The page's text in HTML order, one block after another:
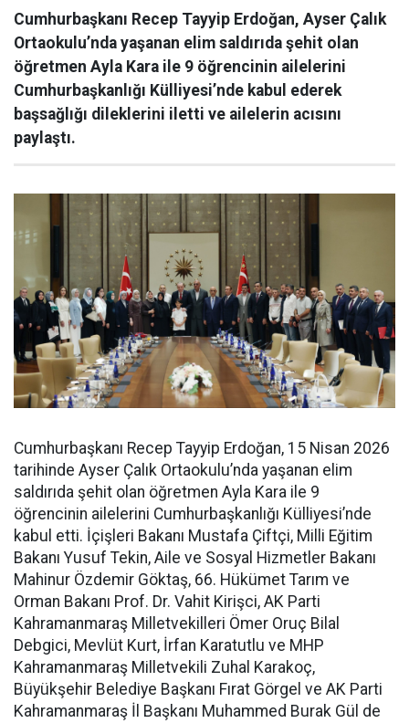
Cumhurbaşkanı Recep Tayyip Erdoğan, Ayser Çalık
Ortaokulu’nda yaşanan elim saldırıda şehit olan
öğretmen Ayla Kara ile 9 öğrencinin ailelerini
Cumhurbaşkanlığı Külliyesi’nde kabul ederek
başsağlığı dileklerini iletti ve ailelerin acısını
paylaştı.
Cumhurbaşkanı Recep Tayyip Erdoğan, 15 Nisan 2026
tarihinde Ayser Çalık Ortaokulu’nda yaşanan elim
saldırıda şehit olan öğretmen Ayla Kara ile 9
öğrencinin ailelerini Cumhurbaşkanlığı Külliyesi’nde
kabul etti. İçişleri Bakanı Mustafa Çiftçi, Milli Eğitim
Bakanı Yusuf Tekin, Aile ve Sosyal Hizmetler Bakanı
Mahinur Özdemir Göktaş, 66. Hükümet Tarım ve
Orman Bakanı Prof. Dr. Vahit Kirişci, AK Parti
Kahramanmaraş Milletvekilleri Ömer Oruç Bilal
Debgici, Mevlüt Kurt, İrfan Karatutlu ve MHP
Kahramanmaraş Milletvekili Zuhal Karakoç,
Büyükşehir Belediye Başkanı Fırat Görgel ve AK Parti
Kahramanmaraş İl Başkanı Muhammed Burak Gül de